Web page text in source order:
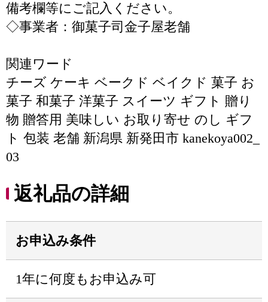
備考欄等にご記入ください。
◇事業者：御菓子司金子屋老舗
関連ワード
チーズ ケーキ ベークド ベイクド 菓子 お
菓子 和菓子 洋菓子 スイーツ ギフト 贈り
物 贈答用 美味しい お取り寄せ のし ギフ
ト 包装 老舗 新潟県 新発田市 kanekoya002_
03
返礼品の詳細
お申込み条件
1年に何度もお申込み可